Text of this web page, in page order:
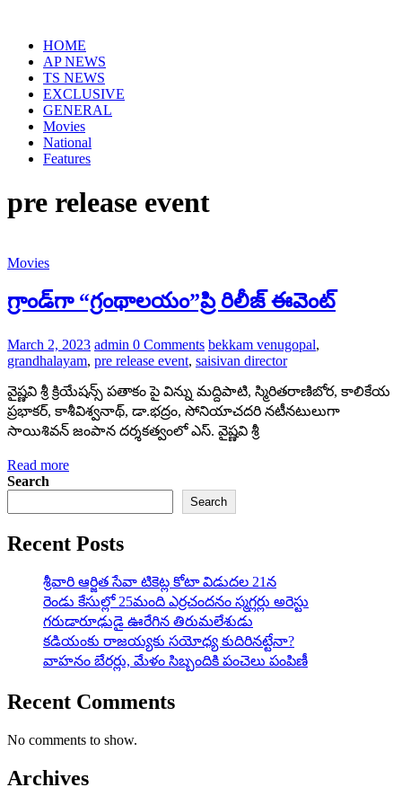
contentHOME
AP NEWS
TS NEWS
EXCLUSIVE
GENERAL
Movies
National
Features
pre release event
Movies
గ్రాండ్‌గా “గ్రంథాలయం”ప్రి రిలీజ్ ఈవెంట్
March 2, 2023 admin 0 Comments bekkam venugopal,
grandhalayam, pre release event, saisivan director
వైష్ణవి శ్రీ క్రియేషన్స్‌ పతాకం పై విన్ను మద్దిపాటి, స్మిరితరాణిబోర, కాలికేయ
ప్రభాకర్‌, కాశీవిశ్వనాథ్‌, డా.భద్రం, సోనియాచదరి నటీనటులుగా
సాయిశివన్‌ జంపాన దర్శకత్వంలో ఎస్‌. వైష్ణవి శ్రీ
Read more
Search
Search
Recent Posts
శ్రీవారి ఆర్జిత సేవా టికెట్ల కోటా విడుదల 21న
రెండు కేసుల్లో 25మంది ఎర్రచందనం స్మగ్లర్లు అరెస్టు
గరుడారూఢుడై ఊరేగిన తిరుమలేశుడు
కడియంకు రాజయ్యకు సయోధ్య కుదిరినట్టేనా?
వాహ‌నం బేర‌ర్లు, మేళం సిబ్బందికి పంచెలు పంపిణీ
Recent Comments
No comments to show.
Archives